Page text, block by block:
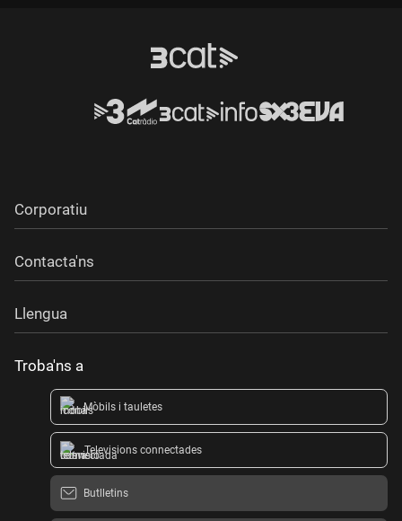
Corporatiu
Contacta'ns
Llengua
Troba'ns a
Mòbils i tauletes
Televisions connectades
Butlletins